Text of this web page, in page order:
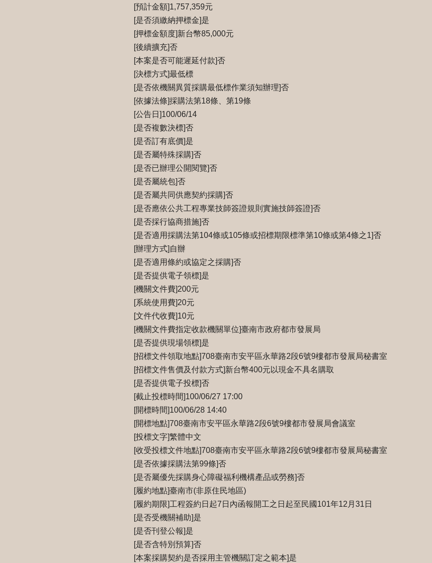
[預計金額]1,757,359元
[是否須繳納押標金]是
[押標金額度]新台幣85,000元
[後續擴充]否
[本案是否可能遲延付款]否
[決標方式]最低標
[是否依機關異質採購最低標作業須知辦理]否
[依據法條]採購法第18條、第19條
[公告日]100/06/14
[是否複數決標]否
[是否訂有底價]是
[是否屬特殊採購]否
[是否已辦理公開閱覽]否
[是否屬統包]否
[是否屬共同供應契約採購]否
[是否應依公共工程專業技師簽證規則實施技師簽證]否
[是否採行協商措施]否
[是否適用採購法第104條或105條或招標期限標準第10條或第4條之1]否
[辦理方式]自辦
[是否適用條約或協定之採購]否
[是否提供電子領標]是
[機關文件費]200元
[系統使用費]20元
[文件代收費]10元
[機關文件費指定收款機關單位]臺南市政府都市發展局
[是否提供現場領標]是
[招標文件領取地點]708臺南市安平區永華路2段6號9樓都市發展局秘書室
[招標文件售價及付款方式]新台幣400元以現金不具名購取
[是否提供電子投標]否
[截止投標時間]100/06/27 17:00
[開標時間]100/06/28 14:40
[開標地點]708臺南市安平區永華路2段6號9樓都市發展局會議室
[投標文字]繁體中文
[收受投標文件地點]708臺南市安平區永華路2段6號9樓都市發展局秘書室
[是否依據採購法第99條]否
[是否屬優先採購身心障礙福利機構產品或勞務]否
[履約地點]臺南市(非原住民地區)
[履約期限]工程簽約日起7日內函報開工之日起至民國101年12月31日
[是否受機關補助]是
[是否刊登公報]是
[是否含特別預算]否
[本案採購契約是否採用主管機關訂定之範本]是